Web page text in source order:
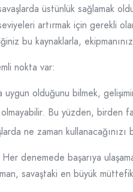
üstünlük sağlamak
artırmak için gerekli
bu kaynaklarla,
nokta var:
olduğunu bilmek,
Bu yüzden, birden
ne zaman
Her denemede başarıya
savaştaki en büyük